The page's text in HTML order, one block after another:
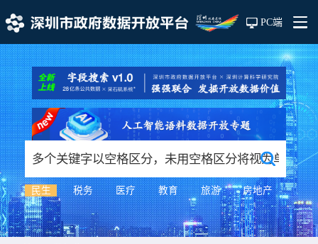
PC端
民生 税务 医疗 教育 旅游 房地产